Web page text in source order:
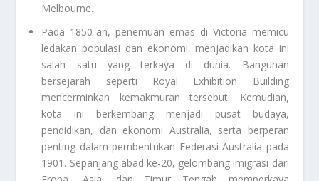
Melbourne.
Pada 1850-an, penemuan emas di Victoria memicu
ledakan populasi dan ekonomi, menjadikan kota ini
salah satu yang terkaya di dunia. Bangunan
bersejarah seperti Royal Exhibition Building
mencerminkan kemakmuran tersebut. Kemudian,
kota ini berkembang menjadi pusat budaya,
pendidikan, dan ekonomi Australia, serta berperan
penting dalam pembentukan Federasi Australia pada
1901. Sepanjang abad ke-20, gelombang imigrasi dari